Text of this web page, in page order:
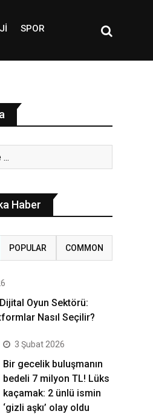
SPOR
Haber
POPULAR COMMON
Dijital Oyun Sektörü:
Nasıl Seçilir?
3 Şubat 2026
Bir gecelik buluşmanın
bedeli 7 milyon TL! Lüks
kaçamak: 2 ünlü ismin
‘gizli aşkı’ olay oldu